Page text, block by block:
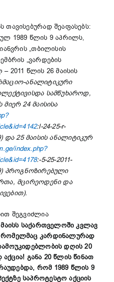
შეაფასებს:
1989 წლის 9 აპრილს,
„თბილისის
„ვარდების
2011 წლის 26 მაისის
ანალიტიკური
სამწუხაროდ,
24 მაისისა
:l-24-25-r-
)და 25 მაისის ანალიტიკურ
index.php?
:-5-25-2011-
) პროგნოზირებული
მცირეოდენი და
შეგვიძლია
მაისს საქართველოში კვლავ
კარდინალურად
დღის 20
! განა 20 წლის წინათ
რომ 1989 წლის 9
საპროტესტო აქციის